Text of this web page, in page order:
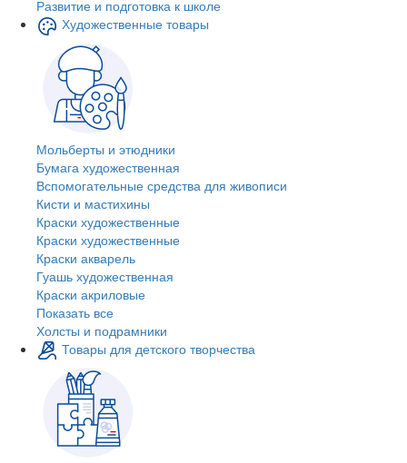
Развитие и подготовка к школе
Художественные товары
Мольберты и этюдники
Бумага художественная
Вспомогательные средства для живописи
Кисти и мастихины
Краски художественные
Краски художественные
Краски акварель
Гуашь художественная
Краски акриловые
Показать все
Холсты и подрамники
Товары для детского творчества